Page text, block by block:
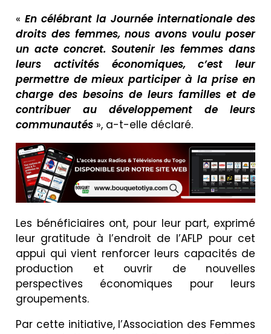
« En célébrant la Journée internationale des
droits des femmes, nous avons voulu poser
un acte concret. Soutenir les femmes dans
leurs activités économiques, c’est leur
permettre de mieux participer à la prise en
charge des besoins de leurs familles et de
contribuer au développement de leurs
communautés », a-t-elle déclaré.
Les bénéficiaires ont, pour leur part, exprimé
leur gratitude à l’endroit de l’AFLP pour cet
appui qui vient renforcer leurs capacités de
production et ouvrir de nouvelles
perspectives économiques pour leurs
groupements.
Par cette initiative, l’Association des Femmes